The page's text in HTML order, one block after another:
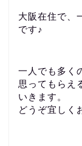
大阪在住で、
です♪
一人でも多く
思ってもらえ
いきます。
どうぞ宜しく